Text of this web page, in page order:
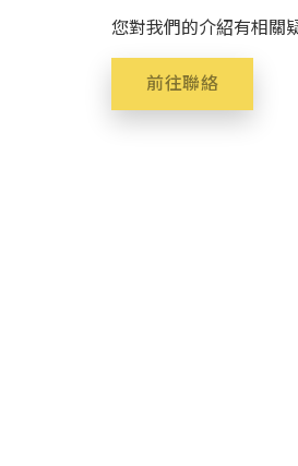
您對我們的介紹有相關
前往聯絡